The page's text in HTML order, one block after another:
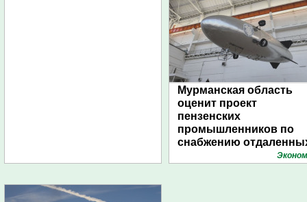
Мурманская область
оценит проект
пензенских
промышленников по
снабжению
поселений с помощью